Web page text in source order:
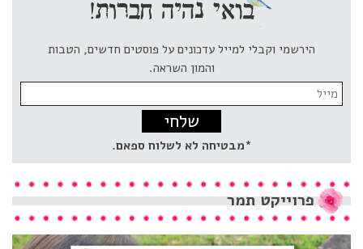
הירשמי וקבלי למייל עדכונים על פוסטים חדשים, הטבות
והמון השראה.
Email
address:
*מבטיחה לא לשלוח ספאם.
פרוייקט תמר